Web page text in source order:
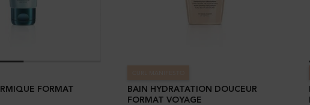
FORMAT
BAIN HYDRATATION DOUCEUR
FORMAT VOYAGE